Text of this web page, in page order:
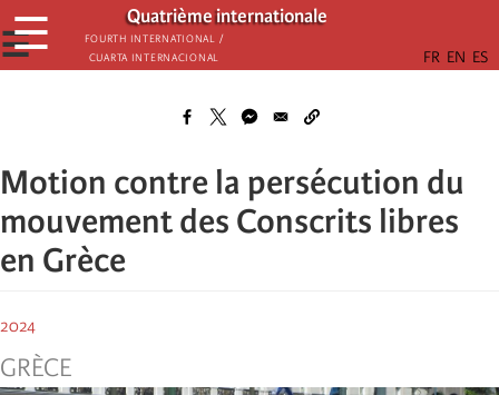
Skip
to
main
Quatrième internationale
Fourth International /
Cuarta Internacional
☰
☰
Motion contre la persécution du
mouvement des Conscrits libres
en Grèce
2024
GRÈCE